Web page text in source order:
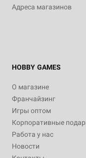
Адреса магазинов
HOBBY GAMES
О магазине
Франчайзинг
Игры оптом
Корпоративные
Работа у нас
Новости